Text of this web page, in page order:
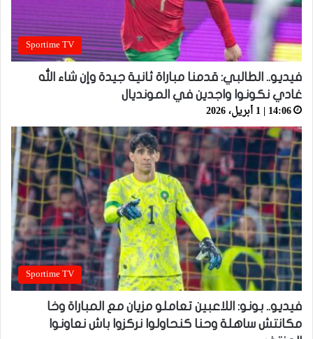
Sportime TV
فيديو.. الطالبي: قدمنا مباراة ثانية جيدة وإن شاء الله
غادي نكونوا واجدين في المونديال
14:06 | 1 أبريل، 2026
Sportime TV
فيديو.. بونو: اللاعبين تعاملو مزيان مع المباراة وخا
مكانتش ساهلة وحنا كنحاولوا نركزوا باش نعاونوا